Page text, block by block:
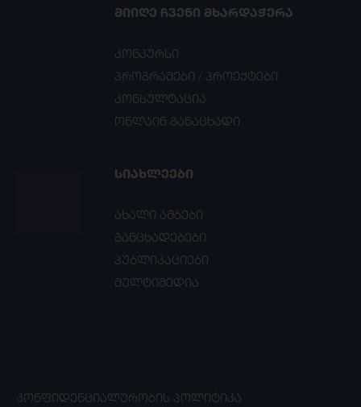
ᲛᲘᲘᲦᲔ ᲩᲕᲔᲜᲘ ᲛᲮᲐᲠᲓᲐᲭᲔᲠᲐ
კონკურსი
პროგრამები / პროექტები
კონსულტაცია
ონლაინ განაცხადი
ᲡᲘᲐᲮᲚᲔᲔᲑᲘ
ახალი ამბები
განცხადებები
პუბლიკაციები
მულტიმედია
ᲙᲝᲜᲤᲘᲓᲔᲜᲪᲘᲐᲚᲣᲠᲝᲑᲘᲡ ᲞᲝᲚᲘᲢᲘᲙᲐ